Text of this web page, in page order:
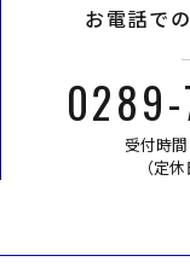
お電話で
受付時
（定